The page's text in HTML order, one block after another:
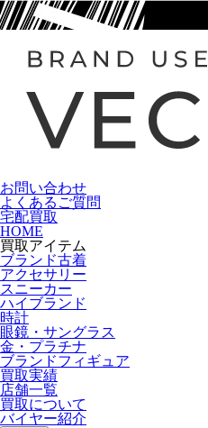
お問い合わせ
よくあるご質問
宅配買取
HOME
買取アイテム
ブランド古着
アクセサリー
スニーカー
ハイブランド
時計
眼鏡・サングラス
金・プラチナ
ブランドフィギュア
買取実績
店舗一覧
買取について
バイヤー紹介